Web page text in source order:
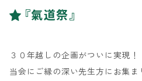
『氣道祭』
３０年越しの企画がついに実現！
当会にご縁の深い先生方にお集ま